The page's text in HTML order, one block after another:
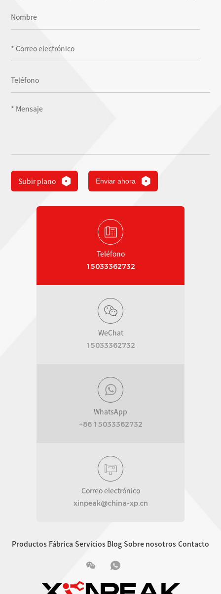
Subir plano Enviar ahora
Teléfono
15033362732
WeChat
15033362732
WhatsApp
+86 15033362732
Correo electrónico
xinpeak@china-xp.cn
Productos Fábrica Servicios Blog Sobre nosotros Contacto